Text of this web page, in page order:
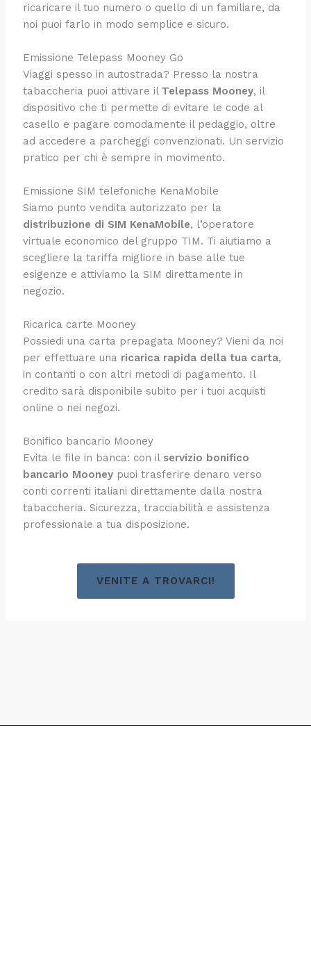
ricaricare il tuo numero o quello di un familiare, da
noi puoi farlo in modo semplice e sicuro.
Emissione Telepass Mooney Go
Viaggi spesso in autostrada? Presso la nostra
tabaccheria puoi attivare il Telepass Mooney, il
dispositivo che ti permette di evitare le code al
casello e pagare comodamente il pedaggio, oltre
ad accedere a parcheggi convenzionati. Un servizio
pratico per chi è sempre in movimento.
Emissione SIM telefoniche KenaMobile
Siamo punto vendita autorizzato per la
distribuzione di SIM KenaMobile, l’operatore
virtuale economico del gruppo TIM. Ti aiutiamo a
scegliere la tariffa migliore in base alle tue
esigenze e attiviamo la SIM direttamente in
negozio.
Ricarica carte Mooney
Possiedi una carta prepagata Mooney? Vieni da noi
per effettuare una ricarica rapida della tua carta,
in contanti o con altri metodi di pagamento. Il
credito sarà disponibile subito per i tuoi acquisti
online o nei negozi.
Bonifico bancario Mooney
Evita le file in banca: con il servizio bonifico
bancario Mooney puoi trasferire denaro verso
conti correnti italiani direttamente dalla nostra
tabaccheria. Sicurezza, tracciabilità e assistenza
professionale a tua disposizione.
VENITE A TROVARCI!